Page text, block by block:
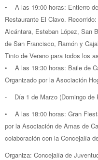
• A las 19:00 horas: Entierro
Restaurante El Clavo.
Alcántara, Esteban López, San
de San Francisco, Ramón y
Tinto de Verano para todos los
• A las 19:30 horas: Baile de
Organizado por la Asociación
- Día 1 de Marzo (Domingo de
• A las 18:00 horas: Gran
por la Asociación de Amas de
colaboración con la Concejalía
Organiza: Concejalía de